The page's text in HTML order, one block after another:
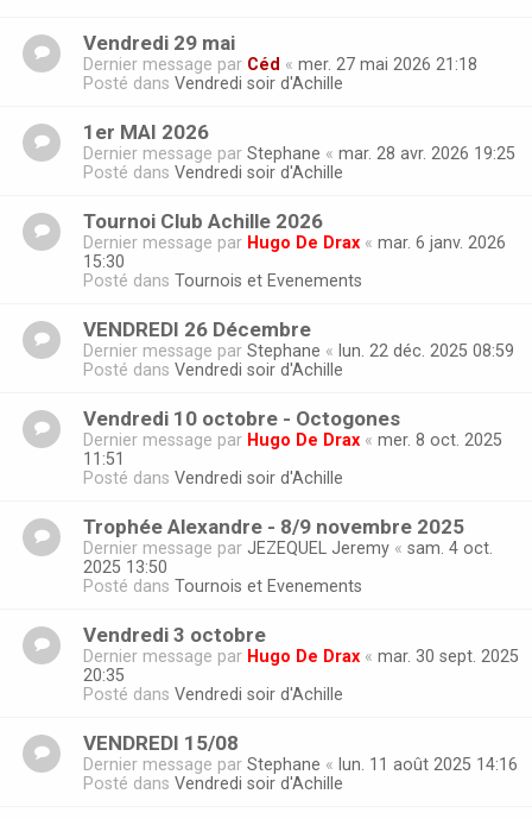
Vendredi 29 mai
Dernier message par Céd « mer. 27 mai 2026 21:18
Posté dans Vendredi soir d'Achille
1er MAI 2026
Dernier message par Stephane « mar. 28 avr. 2026 19:25
Posté dans Vendredi soir d'Achille
Tournoi Club Achille 2026
Dernier message par Hugo De Drax « mar. 6 janv. 2026
15:30
Posté dans Tournois et Evenements
VENDREDI 26 Décembre
Dernier message par Stephane « lun. 22 déc. 2025 08:59
Posté dans Vendredi soir d'Achille
Vendredi 10 octobre - Octogones
Dernier message par Hugo De Drax « mer. 8 oct. 2025
11:51
Posté dans Vendredi soir d'Achille
Trophée Alexandre - 8/9 novembre 2025
Dernier message par JEZEQUEL Jeremy « sam. 4 oct.
2025 13:50
Posté dans Tournois et Evenements
Vendredi 3 octobre
Dernier message par Hugo De Drax « mar. 30 sept. 2025
20:35
Posté dans Vendredi soir d'Achille
VENDREDI 15/08
Dernier message par Stephane « lun. 11 août 2025 14:16
Posté dans Vendredi soir d'Achille